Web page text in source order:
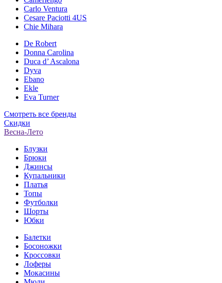
Carlo Ventura
Cesare Paciotti 4US
Chie Mihara
De Robert
Donna Carolina
Duca d’ Ascalona
Dyva
Ebano
Ekle
Eva Turner
Смотреть все бренды
Скидки
Весна-Лето
Блузки
Брюки
Джинсы
Купальники
Платья
Топы
Футболки
Шорты
Юбки
Балетки
Босоножки
Кроссовки
Лоферы
Мокасины